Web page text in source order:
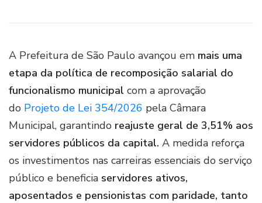
A Prefeitura de São Paulo avançou em mais uma
etapa da política de recomposição salarial do
funcionalismo municipal com a aprovação
do Projeto de Lei 354/2026 pela Câmara
Municipal, garantindo reajuste geral de 3,51% aos
servidores públicos da capital. A medida reforça
os investimentos nas carreiras essenciais do serviço
público e beneficia servidores ativos,
aposentados e pensionistas com paridade, tanto